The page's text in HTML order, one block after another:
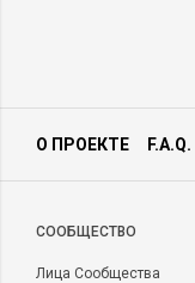
О ПРОЕКТЕ F.A.Q.
CООБЩЕСТВО
Лица Сообщества